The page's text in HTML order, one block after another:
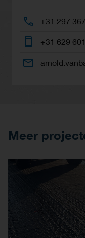
+31 297
+31 629
Meer